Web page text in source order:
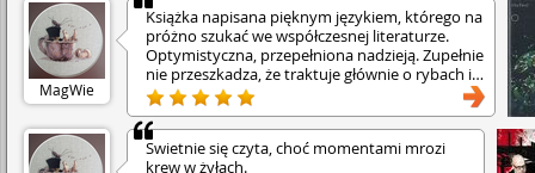
MagWie
Książka napisana pięknym językiem, którego na
próżno szukać we współczesnej literaturze.
Optymistyczna, przepełniona nadzieją. Zupełnie
nie przeszkadza, że traktuje głównie o rybach i
wędkowaniu. Z żalem przewraca się ostatnią
kartkę.
Świetnie się czyta, choć momentami mrozi
krew w żyłach.